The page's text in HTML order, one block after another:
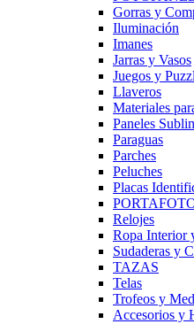
Gorras y
Iluminación
Imanes
Jarras y Vasos
Juegos y
Llaveros
Materiales
Paneles
Paraguas
Parches
Peluches
Placas
Relojes
Ropa Interior
Sudaderas y
TAZAS
Telas
Trofeos y
Accesorios y